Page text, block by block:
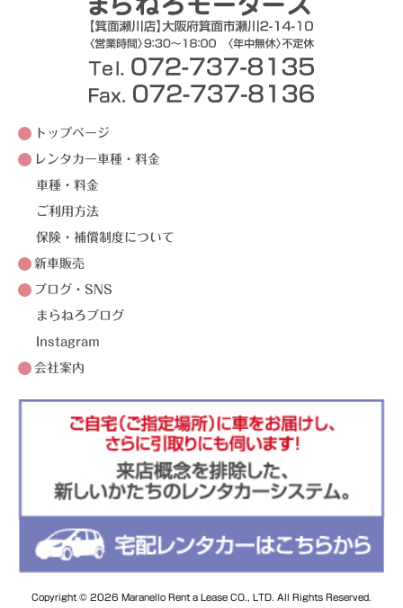
トップページ
レンタカー車種・料金
車種・料金
ご利用方法
保険・補償制度について
新車販売
ブログ・SNS
まらねろブログ
Instagram
会社案内
Copyright © 2026 Maranello Rent a Lease CO., LTD. All Rights Reserved.